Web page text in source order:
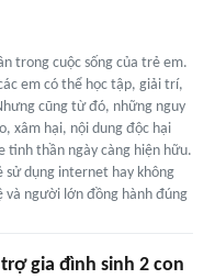
trong cuộc sống của trẻ em.
em có thể học tập, giải trí,
cũng từ đó, những nguy
xâm hại, nội dung độc hại
tinh thần ngày càng hiện hữu.
sử dụng internet hay không
và người lớn đồng hành đúng
gia đình sinh 2 con